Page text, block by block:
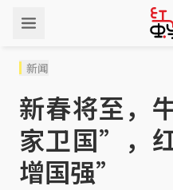
新闻
新春将至，
家卫国”，
增国强”